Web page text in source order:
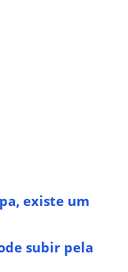
existe um
subir pela